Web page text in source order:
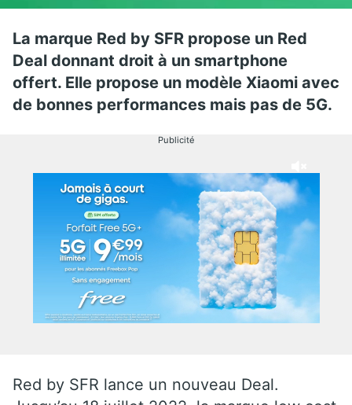
La marque Red by SFR propose un Red
Deal donnant droit à un smartphone
offert. Elle propose un modèle Xiaomi avec
de bonnes performances mais pas de 5G.
Publicité
Red by SFR lance un nouveau Deal.